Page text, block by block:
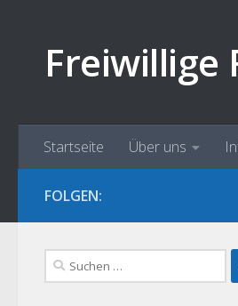
Startseite Über uns
FOLGEN:
Suchen
nach: